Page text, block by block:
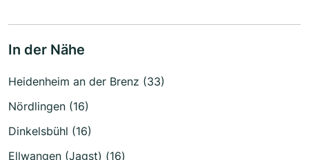
In der Nähe
Heidenheim an der Brenz (33)
Nördlingen (16)
Dinkelsbühl (16)
Ellwangen (Jagst) (16)